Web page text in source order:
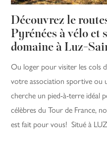
Découvrez le
Pyrénées à vélo et
domaine à Luz-
Ou loger pour visiter les cols
votre association sportive ou
cherche un pied-à-terre idéal
célèbres du Tour de France,
est fait pour vous! Situé à